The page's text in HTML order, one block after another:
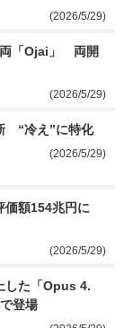
(2026/5/29)
「Ojai」　両開
(2026/5/29)
　“冷え”に特化
(2026/5/29)
価額154兆円に
(2026/5/29)
した「Opus 4.
登場